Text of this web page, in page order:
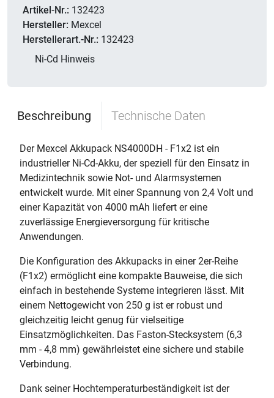
Artikel-Nr.: 132423
Hersteller: Mexcel
Herstellerart.-Nr.: 132423
Ni-Cd Hinweis
Beschreibung Technische Daten
Der Mexcel Akkupack NS4000DH - F1x2 ist ein
industrieller Ni-Cd-Akku, der speziell für den Einsatz in
Medizintechnik sowie Not- und Alarmsystemen
entwickelt wurde. Mit einer Spannung von 2,4 Volt und
einer Kapazität von 4000 mAh liefert er eine
zuverlässige Energieversorgung für kritische
Anwendungen.
Die Konfiguration des Akkupacks in einer 2er-Reihe
(F1x2) ermöglicht eine kompakte Bauweise, die sich
einfach in bestehende Systeme integrieren lässt. Mit
einem Nettogewicht von 250 g ist er robust und
gleichzeitig leicht genug für vielseitige
Einsatzmöglichkeiten. Das Faston-Stecksystem (6,3
mm - 4,8 mm) gewährleistet eine sichere und stabile
Verbindung.
Dank seiner Hochtemperaturbeständigkeit ist der